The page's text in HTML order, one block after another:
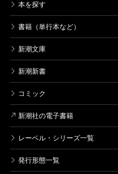
本を探す
書籍（単行本など）
新潮文庫
新潮新書
コミック
新潮社の電子書籍
レーベル・シリーズ一覧
発行形態一覧